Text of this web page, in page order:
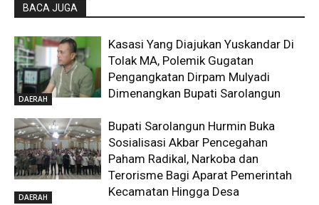
BACA JUGA
DAERAH
Kasasi Yang Diajukan Yuskandar Di
Tolak MA, Polemik Gugatan
Pengangkatan Dirpam Mulyadi
Dimenangkan Bupati Sarolangun
DAERAH
Bupati Sarolangun Hurmin Buka
Sosialisasi Akbar Pencegahan
Paham Radikal, Narkoba dan
Terorisme Bagi Aparat Pemerintah
Kecamatan Hingga Desa